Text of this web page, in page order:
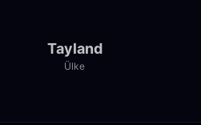
Tayland
Ülke